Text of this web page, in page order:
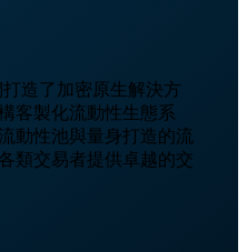
造了加密原生解決方
客製化流動性生態系
動性池與量身打造的流
類交易者提供卓越的交